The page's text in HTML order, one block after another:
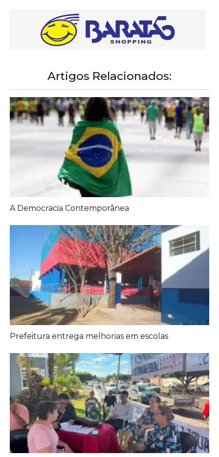
Artigos Relacionados:
A Democracia Contemporânea
Prefeitura entrega melhorias em escolas